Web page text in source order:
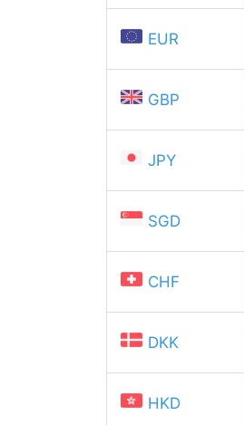
EUR
GBP
JPY
SGD
CHF
DKK
HKD